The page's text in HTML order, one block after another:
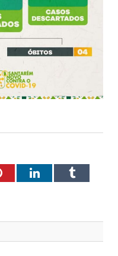
PinterestLinkedInTumblr